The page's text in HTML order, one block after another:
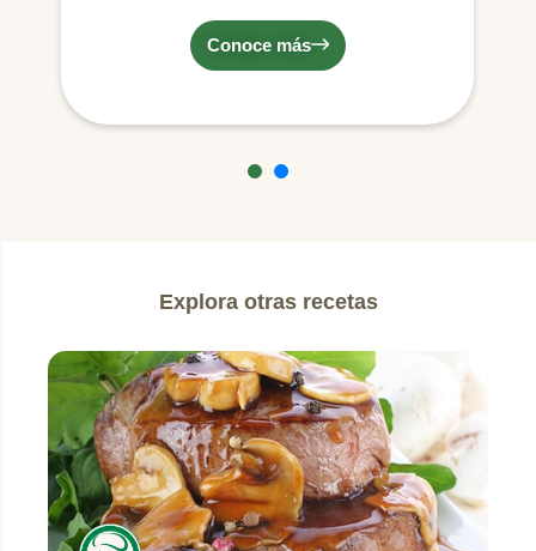
café y una textura firme.
Conoce más
Explora otras recetas